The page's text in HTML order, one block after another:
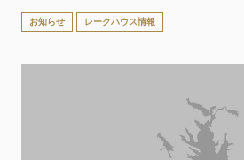
お知らせ レークハウス情報